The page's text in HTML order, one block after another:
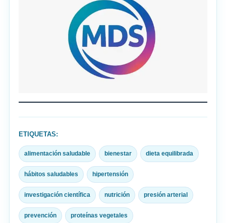
ETIQUETAS:
alimentación saludable bienestar dieta equilibrada
hábitos saludables hipertensión
investigación científica nutrición presión arterial
prevención proteínas vegetales